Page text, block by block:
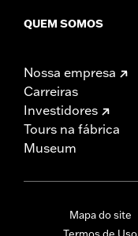
QUEM SOMOS
Nossa empresa
Carreiras
Investidores
Tours na fábrica
Museum
Mapa do site
Termos de Uso